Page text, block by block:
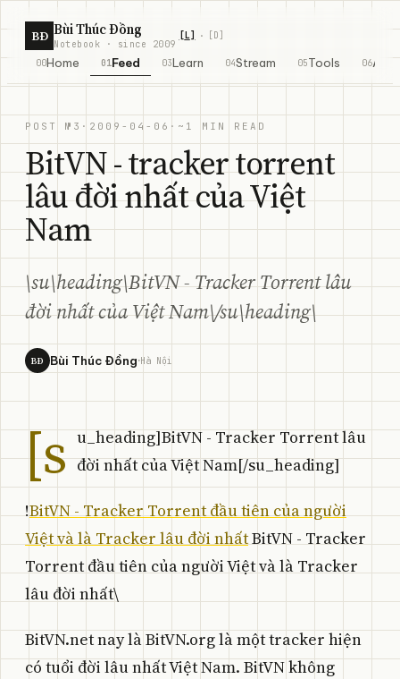
BĐ Bùi Thúc Đồng
Notebook · since 2009
00Home 01 Feed 03Learn 04Stream 05Tools 06
[L] · [D]
POST №3 · 2009-04-06 · ~1 MIN READ
BitVN - tracker torrent
lâu đời nhất của Việt
Nam
\su\heading\BitVN - Tracker Torrent lâu
đời nhất của Việt Nam\/su\heading\
BĐ Bùi Thúc Đồng·Hà Nội
[s u_heading]BitVN - Tracker Torrent lâu
đời nhất của Việt Nam[/su_heading]
!BitVN - Tracker Torrent đầu tiên của người
Việt và là Tracker lâu đời nhấtBitVN - Tracker
Torrent đầu tiên của người Việt và là Tracker
lâu đời nhất\
BitVN.net nay là BitVN.org là một tracker hiện
có tuổi đời lâu nhất Việt Nam. BitVN không